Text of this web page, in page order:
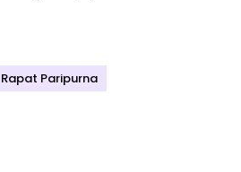
Rapat Paripurna